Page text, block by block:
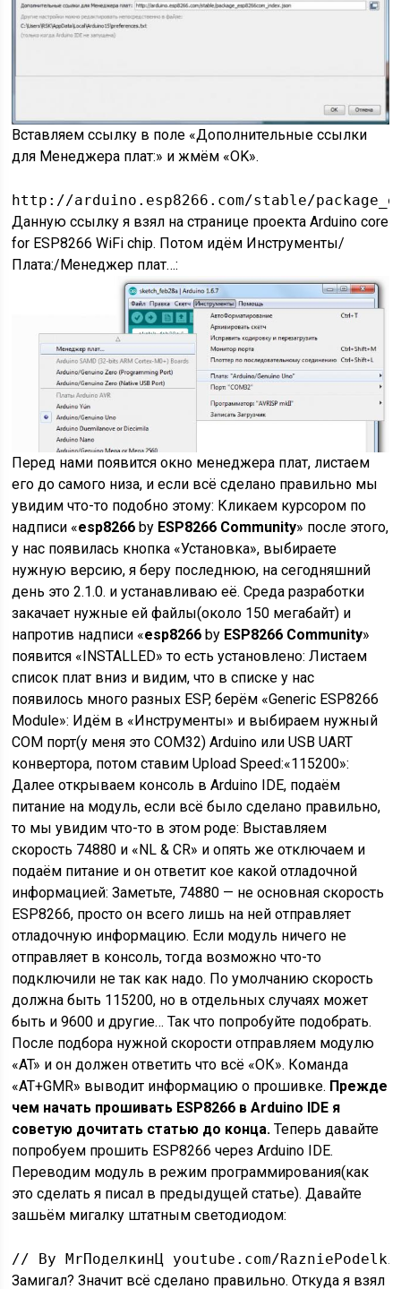
Вставляем ссылку в поле «Дополнительные ссылки
для Менеджера плат:» и жмём «OK».
http://arduino.esp8266.com/stable/
Данную ссылку я взял на странице проекта Arduino core
for ESP8266 WiFi chip. Потом идём Инструменты/
Плата:/Менеджер плат…:
Перед нами появится окно менеджера плат, листаем
его до самого низа, и если всё сделано правильно мы
увидим что-то подобно этому: Кликаем курсором по
надписи «esp8266 by ESP8266 Community» после этого,
у нас появилась кнопка «Установка», выбираете
нужную версию, я беру последнюю, на сегодняшний
день это 2.1.0. и устанавливаю её. Среда разработки
закачает нужные ей файлы(около 150 мегабайт) и
напротив надписи «esp8266 by ESP8266 Community»
появится «INSTALLED» то есть установлено: Листаем
список плат вниз и видим, что в списке у нас
появилось много разных ESP, берём «Generic ESP8266
Module»: Идём в «Инструменты» и выбираем нужный
COM порт(у меня это COM32) Arduino или USB UART
конвертора, потом ставим Upload Speed:«115200»:
Далее открываем консоль в Arduino IDE, подаём
питание на модуль, если всё было сделано правильно,
то мы увидим что-то в этом роде: Выставляем
скорость 74880 и «NL & CR» и опять же отключаем и
подаём питание и он ответит кое какой отладочной
информацией: Заметьте, 74880 — не основная скорость
ESP8266, просто он всего лишь на ней отправляет
отладочную информацию. Если модуль ничего не
отправляет в консоль, тогда возможно что-то
подключили не так как надо. По умолчанию скорость
должна быть 115200, но в отдельных случаях может
быть и 9600 и другие… Так что попробуйте подобрать.
После подбора нужной скорости отправляем модулю
«AT» и он должен ответить что всё «ОК». Команда
«AT+GMR» выводит информацию о прошивке. Прежде
чем начать прошивать ESP8266 в Arduino IDE я
советую дочитать статью до конца. Теперь давайте
попробуем прошить ESP8266 через Arduino IDE.
Переводим модуль в режим программирования(как
это сделать я писал в предыдущей статье). Давайте
зашьём мигалку штатным светодиодом:
// By MrПоделкинЦ youtube.com/
Замигал? Значит всё сделано правильно. Откуда я взял